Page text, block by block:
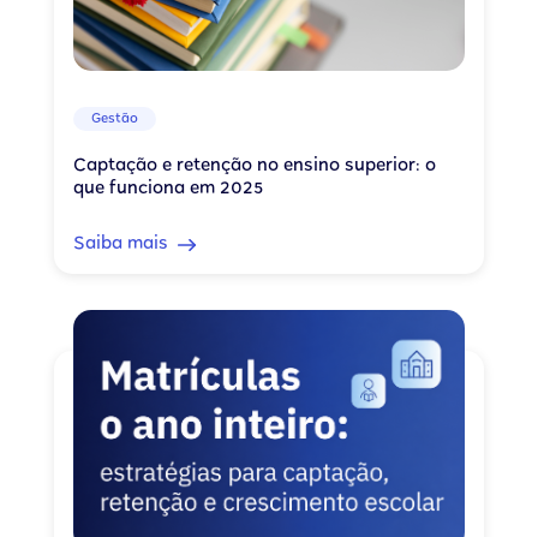
Gestão
Captação e retenção no ensino superior: o
que funciona em 2025
Saiba mais